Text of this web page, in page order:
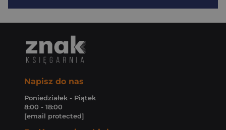
Napisz do nas
Poniedziałek - Piątek
8:00 - 18:00
[email protected]